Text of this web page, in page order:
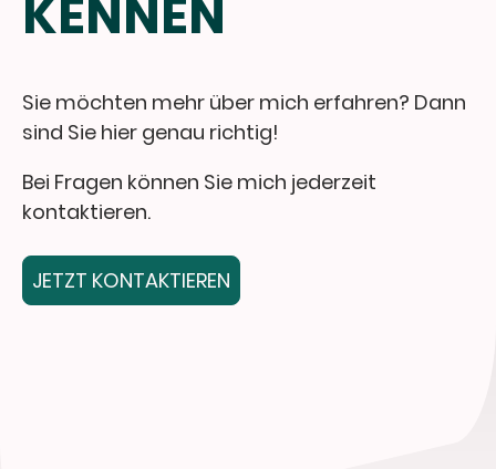
KENNEN
Sie möchten mehr über mich erfahren? Dann
sind Sie hier genau richtig!
Bei Fragen können Sie mich jederzeit
kontaktieren.
JETZT KONTAKTIEREN